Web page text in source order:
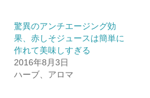
驚異のアンチエージング効
果、赤しそジュースは簡単に
作れて美味しすぎる
2016年8月3日
ハーブ、アロマ